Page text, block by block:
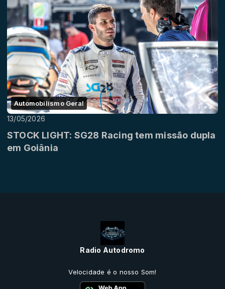
Automobilismo Geral
13/05/2026
STOCK LIGHT: SG28 Racing tem missão dupla
em Goiânia
Radio Autodromo
Velocidade é o nosso Som!